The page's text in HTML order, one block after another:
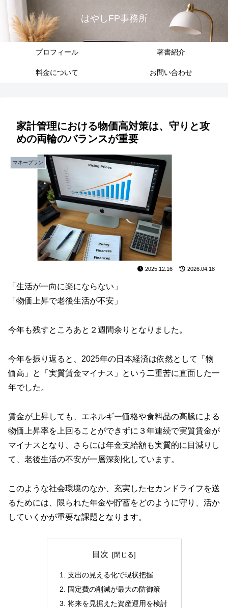
はやしFP事務所
プロフィール 著書紹介
料金について お問い合わせ
家計管理における物価高対策は、守りと攻
めの両輪のバランスが重要
マネープラン
2025.12.16 2026.04.18
「生活が一向に楽にならない」
「物価上昇で老後生活が不安」
今年も残すところあと２週間余りとなりました。
今年を振り返ると、2025年の日本経済は依然として「物
価高」と「実質賃金マイナス」という二重苦に直面した一
年でした。
賃金が上昇しても、エネルギー価格や食料品の高騰による
物価上昇率を上回ることができずに３年連続で実質賃金が
マイナスとなり、さらには年金支給額も実質的に目減りし
て、老後生活の不安が一層深刻化しています。
このような社会環境のなか、充実したセカンドライフを送
るためには、限られた年金や貯蓄をどのように守り、活か
していくかが重要な課題となります。
目次
支出の見える化で現状把握
固定費の削減が最大の防御策
将来を見据えた資産運用を検討